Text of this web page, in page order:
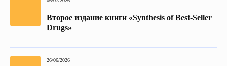
Второе издание книги «Synthesis of Best-Seller
Drugs»
26/06/2026